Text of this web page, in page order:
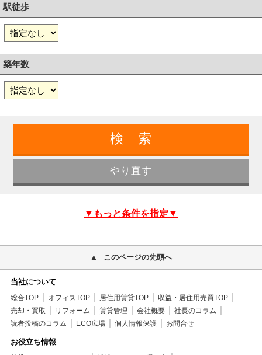
駅徒歩
築年数
▼もっと条件を指定▼
このページの先頭へ
当社について
総合TOP オフィスTOP 居住用賃貸TOP
収益・居住用売買TOP
売却・買取
リフォーム 賃貸管理 会社概要
社長のコラム
読者投稿のコラム
ECO広場 個人情報保護 お問合せ
お役立ち情報